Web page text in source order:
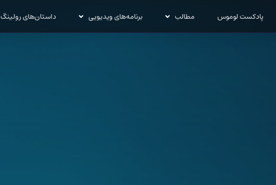
پادکست لوموس مطالب برنامه‌های ویدیویی داستان‌های رولینگ